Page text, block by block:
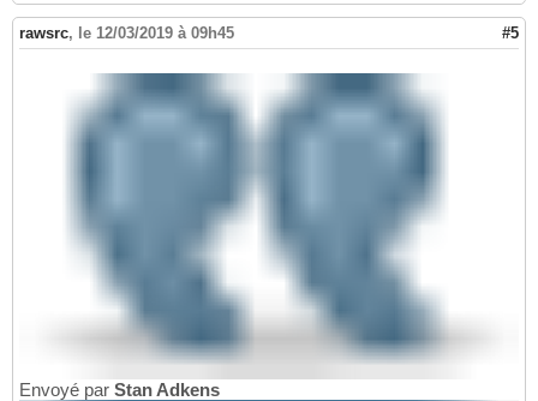
rawsrc, le 12/03/2019 à 09h45 #5
Envoyé par Stan Adkens